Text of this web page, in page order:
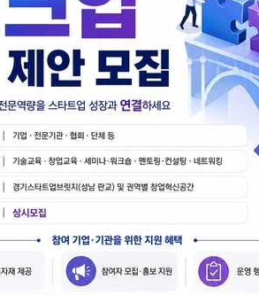
AI Native Enterprise를 지원하는 AI Ready Data 플랫폼 활용 전략